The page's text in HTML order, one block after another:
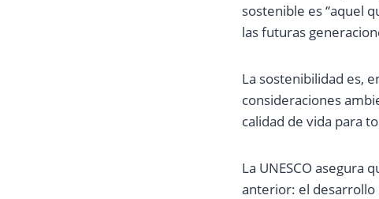
sostenible es “aquel
las futuras
La sostenibilidad es,
consideraciones
calidad de vida para
La UNESCO asegura
anterior: el desarrollo